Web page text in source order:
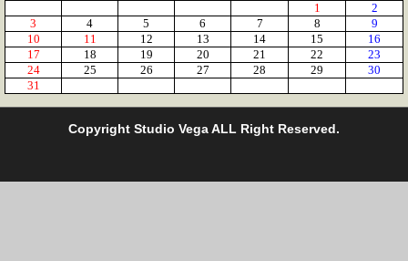
1
2
3
4 5 6 7 8
9
10
11 12 13 14 15
16
17
18 19 20 21 22
23
24
25 26 27 28 29
30
31
Copyright Studio Vega ALL Right Reserved.